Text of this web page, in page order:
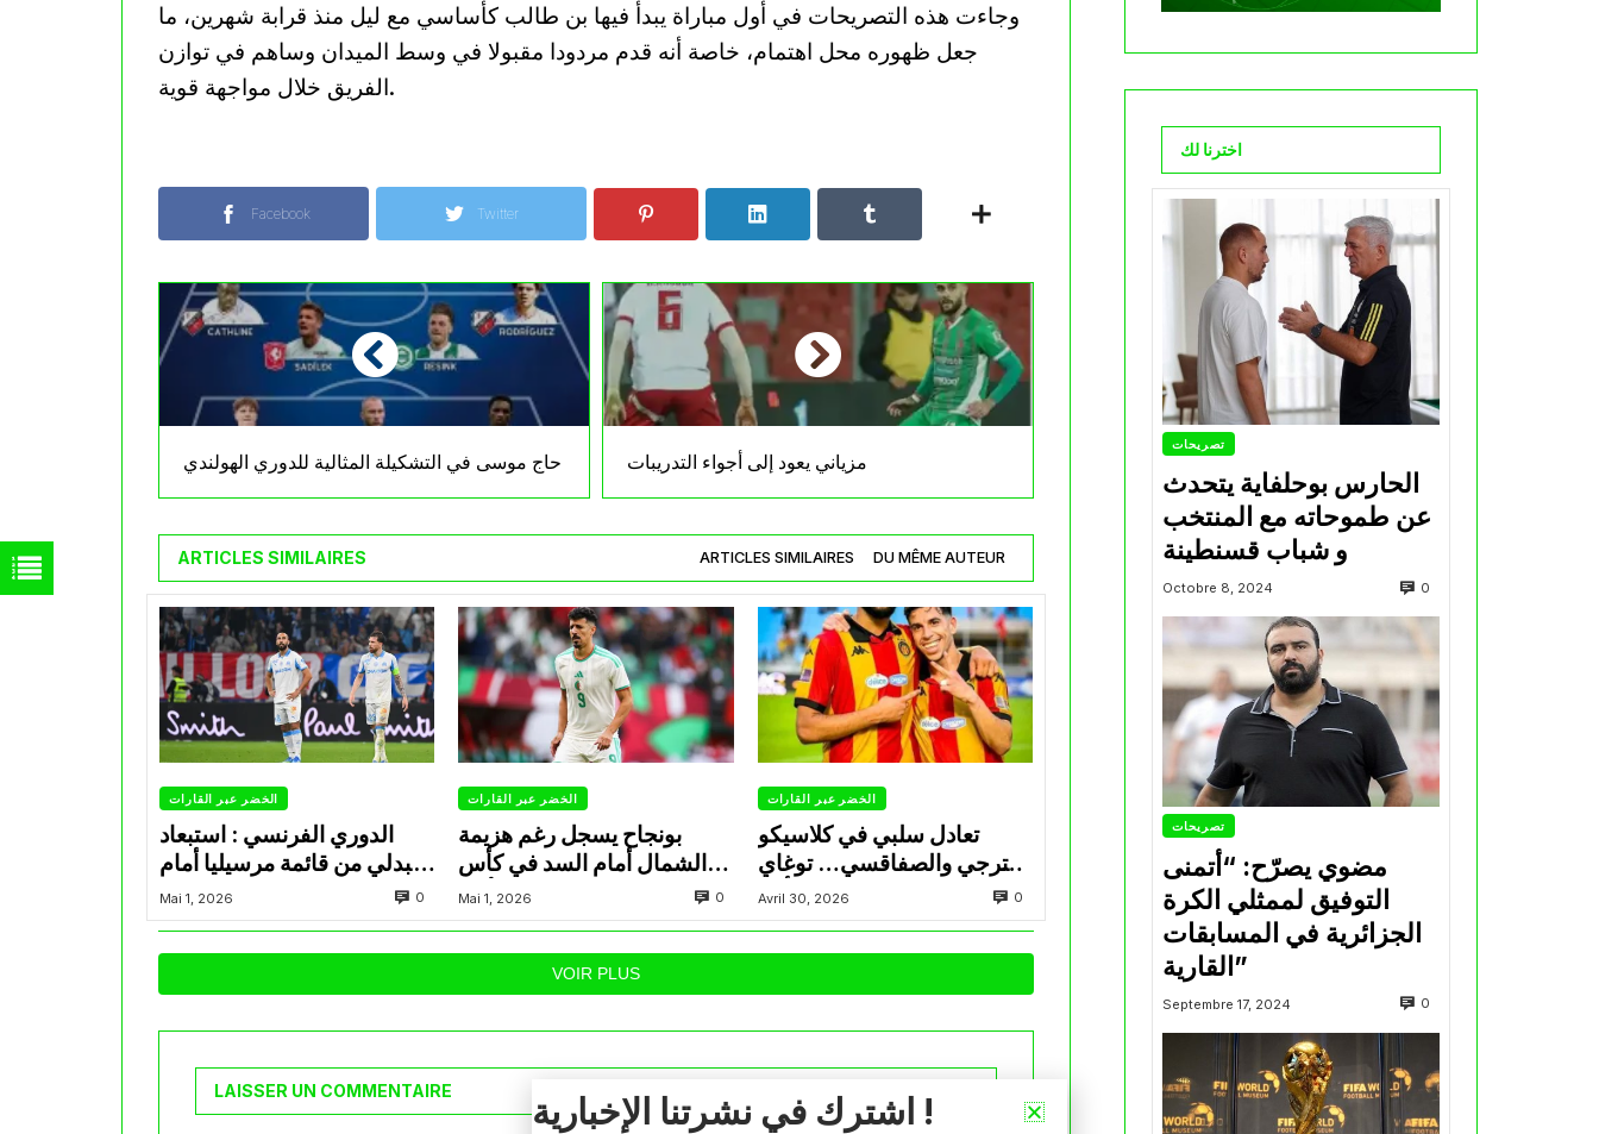
وجاءت هذه التصريحات في أول مباراة يبدأ فيها بن طالب كأساسي مع ليل منذ قرابة شهرين، ما
جعل ظهوره محل اهتمام، خاصة أنه قدم مردودا مقبولا في وسط الميدان وساهم في توازن
الفريق خلال مواجهة قوية.
Facebook Twitter
حاج موسى في التشكيلة المثالية للدوري الهولندي مزياني يعود إلى أجواء التدريبات
ARTICLES SIMILAIRES ARTICLES SIMILAIRES DU MÊME AUTEUR
الخضر عبر القارات
الدوري الفرنسي : استبعاد
عبدلي من قائمة مرسيليا أمام
نانت
Mai 1, 2026 0
الخضر عبر القارات
بونجاح يسجل رغم هزيمة
الشمال أمام السد في كأس
الأمير
Mai 1, 2026 0
الخضر عبر القارات
تعادل سلبي في كلاسيكو
الترجي والصفاقسي… توغاي
يهدر ركلة جزاء وبوعالية يتألق
Avril 30, 2026 0
VOIR PLUS
LAISSER UN COMMENTAIRE
اخترنا لك
تصريحات
الحارس بوحلفاية يتحدث
عن طموحاته مع المنتخب
و شباب قسنطينة
Octobre 8, 2024 0
تصريحات
مضوي يصرّح: “أتمنى
التوفيق لممثلي الكرة
الجزائرية في المسابقات
القارية”
Septembre 17, 2024 0
اشترك في نشرتنا الإخبارية !